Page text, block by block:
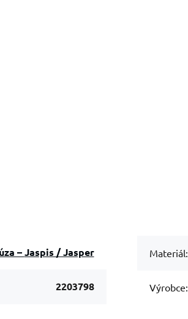
EK Múza – Jaspis / Jasper
2203798
Materiál:
Výrobce: